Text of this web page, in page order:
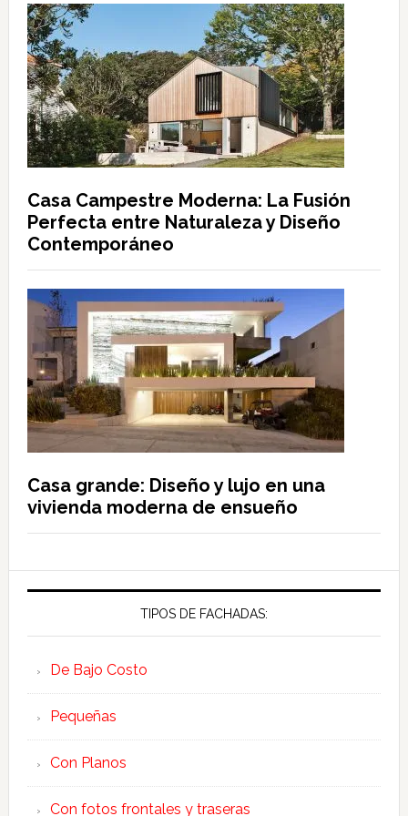
Casa Campestre Moderna: La Fusión
Perfecta entre Naturaleza y Diseño
Contemporáneo
Casa grande: Diseño y lujo en una
vivienda moderna de ensueño
TIPOS DE FACHADAS:
De Bajo Costo
Pequeñas
Con Planos
Con fotos frontales y traseras